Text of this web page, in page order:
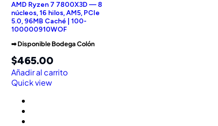
AMD Ryzen 7 7800X3D — 8
núcleos, 16 hilos, AM5, PCIe
5.0, 96MB Caché | 100-
100000910WOF
➡︎ Disponible Bodega Colón
$465.00
Añadir al carrito
Quick view